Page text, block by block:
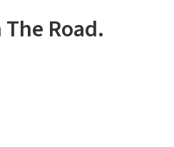
Road.